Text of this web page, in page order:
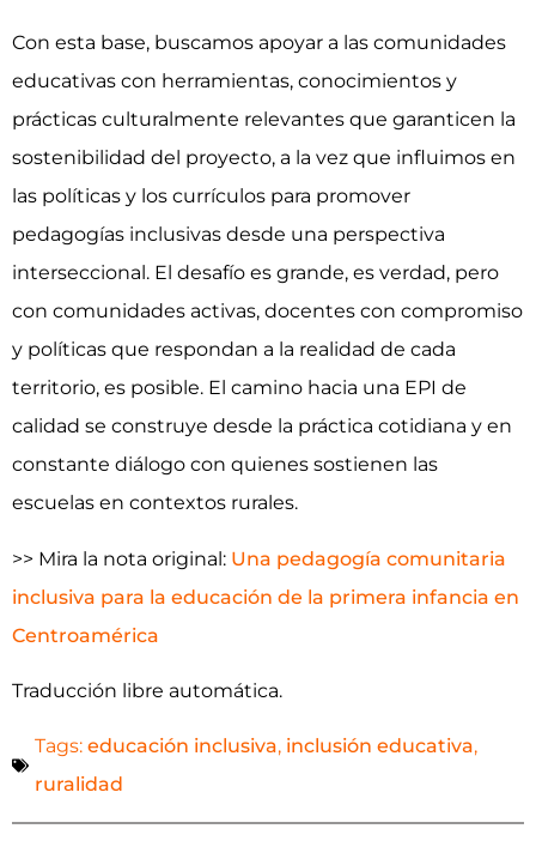
Con esta base, buscamos apoyar a las comunidades
educativas con herramientas, conocimientos y
prácticas culturalmente relevantes que garanticen la
sostenibilidad del proyecto, a la vez que influimos en
las políticas y los currículos para promover
pedagogías inclusivas desde una perspectiva
interseccional. El desafío es grande, es verdad, pero
con comunidades activas, docentes con compromiso
y políticas que respondan a la realidad de cada
territorio, es posible. El camino hacia una EPI de
calidad se construye desde la práctica cotidiana y en
constante diálogo con quienes sostienen las
escuelas en contextos rurales.
>> Mira la nota original: Una pedagogía comunitaria
inclusiva para la educación de la primera infancia en
Centroamérica
Traducción libre automática.
Tags: educación inclusiva, inclusión educativa,
ruralidad